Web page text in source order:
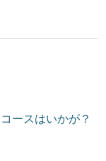
ースはいかが？